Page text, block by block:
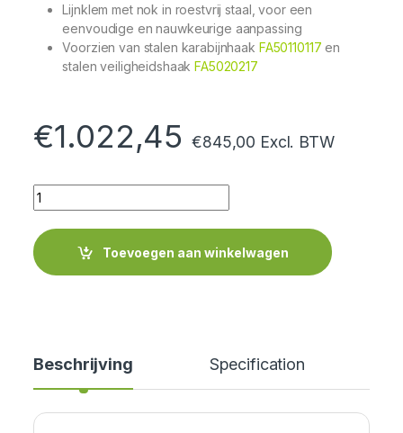
Lijnklem met nok in roestvrij staal, voor een
eenvoudige en nauwkeurige aanpassing
Voorzien van stalen karabijnhaak FA50110117 en
stalen veiligheidshaakFA5020217
€1.022,45 €845,00 Excl. BTW
Quantity
Toevoegen aan winkelwagen
Beschrijving Specification